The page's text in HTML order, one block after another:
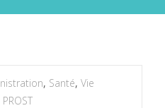
, Santé, Vie